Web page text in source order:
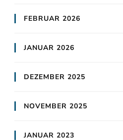
FEBRUAR 2026
JANUAR 2026
DEZEMBER 2025
NOVEMBER 2025
JANUAR 2023